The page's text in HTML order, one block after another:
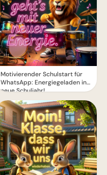
Motivierender Schulstart für
WhatsApp: Energiegeladen ins
neue Schuljahr!